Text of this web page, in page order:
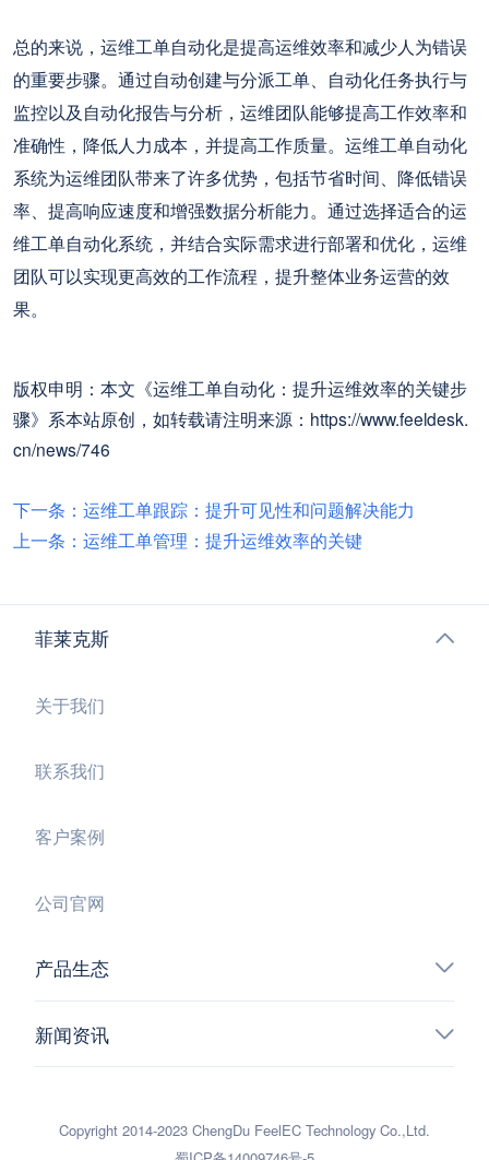
总的来说，运维工单自动化是提高运维效率和减少人为错误
的重要步骤。通过自动创建与分派工单、自动化任务执行与
监控以及自动化报告与分析，运维团队能够提高工作效率和
准确性，降低人力成本，并提高工作质量。运维工单自动化
系统为运维团队带来了许多优势，包括节省时间、降低错误
率、提高响应速度和增强数据分析能力。通过选择适合的运
维工单自动化系统，并结合实际需求进行部署和优化，运维
团队可以实现更高效的工作流程，提升整体业务运营的效
果。
版权申明：本文《运维工单自动化：提升运维效率的关键步
骤》系本站原创，如转载请注明来源：https://www.feeldesk.
cn/news/746
下一条：运维工单跟踪：提升可见性和问题解决能力
上一条：运维工单管理：提升运维效率的关键
菲莱克斯
关于我们
联系我们
客户案例
公司官网
产品生态
新闻资讯
Copyright 2014-2023 ChengDu FeelEC Technology Co.,Ltd.